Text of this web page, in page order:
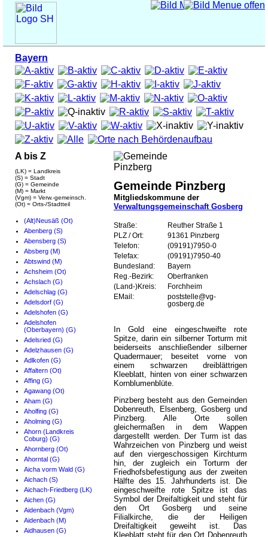
Bayern
A bis Z
(LK) = Landkreis
(S) = Stadt
(G) = Gemeinde
(M) = Markt
(Vgm) = Verw.-gemeinsch.
(Ot) = Orts-/Stadtteil
(Alt)Neusäß (Ot)
Abenberg (S)
Abensberg (S)
Absberg (M)
Abtswind (M)
Achsheim (Ot)
Achslach (G)
Adelschlag (G)
Adelsdorf (G)
Adelshofen (G)
Adelshofen
(Oberbayern) (G)
Adelsried (G)
Adelzhausen (G)
Adlkofen (G)
Affaltern (Ot)
Affing (G)
Agawang (Ot)
Aham (G)
Aholfing (G)
Aholming (G)
Ahorn (Landkreis
Coburg) (G)
Ahornberg (Ot)
Ahorntal (G)
Aicha vorm Wald (G)
Aichach (S)
Aichach-Friedberg (LK)
Aichen (G)
Aidenbach (Vgm)
Aidenbach (M)
Aidhausen (G)
Gemeinde Pinzberg
Mitgliedskommune der
Verwaltungsgemeinschaft Gosberg
Straße:
Reuther Straße 1
PLZ / Ort:
91361 Pinzberg
Telefon:
(09191)7950-0
Telefax:
(09191)7950-40
Bundesland:
Bayern
Reg.-Bezirk:
Oberfranken
(Land-)Kreis:
Forchheim
EMail:
poststelle@vg-
gosberg.de
In Gold eine eingeschweifte rote
Spitze, darin ein silberner Torturm mit
beiderseits anschließender silberner
Quadermauer; beseitet vorne von
einem schwarzen dreiblättrigen
Kleeblatt, hinten von einer schwarzen
Kornblumenblüte.
Pinzberg besteht aus den Gemeinden
Dobenreuth, Elsenberg, Gosberg und
Pinzberg. Alle Orte sollen
gleichermaßen in dem Wappen
dargestellt werden. Der Turm ist das
Wahrzeichen von Pinzberg und weist
auf den viergeschossigen Kirchturm
hin, der zugleich ein Torturm der
Friedhofsbefestigung aus der zweiten
Hälfte des 15. Jahrhunderts ist. Die
eingeschweifte rote Spitze ist das
Symbol der Dreifaltigkeit und steht für
den Ort Gosberg und seine
Filialkirche, die der Heiligen
Dreifaltigkeit geweiht ist. Das
Kleeblatt steht für den Ort Dobenreuth